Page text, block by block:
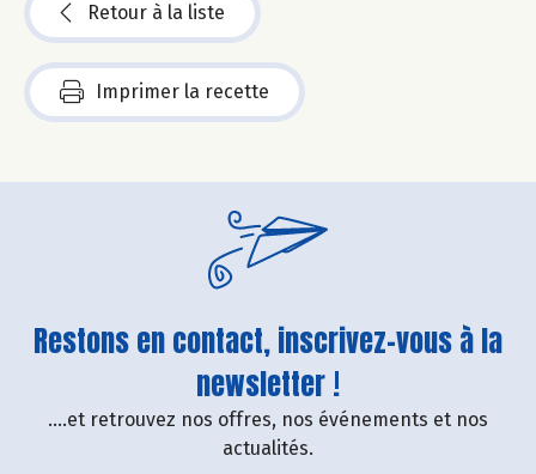
Retour à la liste
Imprimer la recette
Restons en contact, inscrivez-vous à la
newsletter !
....et retrouvez nos offres, nos événements et nos
actualités.